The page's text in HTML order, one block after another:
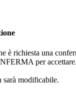
è richiesta una
per accettare.
sarà modificabile.